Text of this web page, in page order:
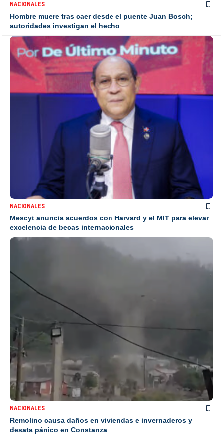
NACIONALES
Hombre muere tras caer desde el puente Juan Bosch;
autoridades investigan el hecho
NACIONALES
Mescyt anuncia acuerdos con Harvard y el MIT para elevar
excelencia de becas internacionales
NACIONALES
Remolino causa daños en viviendas e invernaderos y
desata pánico en Constanza